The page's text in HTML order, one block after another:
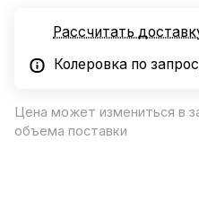
Рассчитать
Колеровка по
Цена может измениться в
объема поставки